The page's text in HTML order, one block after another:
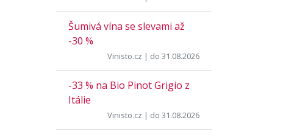
Šumivá vína se slevami až
-30 %
Vinisto.cz | do 31.08.2026
-33 % na Bio Pinot Grigio z
Itálie
Vinisto.cz | do 31.08.2026